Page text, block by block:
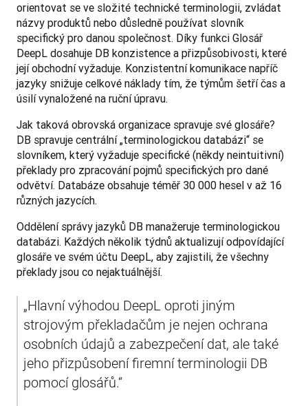
orientovat se ve složité technické terminologii, zvládat
názvy produktů nebo důsledně používat slovník
specifický pro danou společnost. Díky funkci Glosář
DeepL dosahuje DB konzistence a přizpůsobivosti, které
její obchodní vyžaduje. Konzistentní komunikace napříč
jazyky snižuje celkové náklady tím, že týmům šetří čas a
úsilí vynaložené na ruční úpravu.
Jak taková obrovská organizace spravuje své glosáře?
DB spravuje centrální „terminologickou databázi“ se
slovníkem, který vyžaduje specifické (někdy neintuitivní)
překlady pro zpracování pojmů specifických pro dané
odvětví. Databáze obsahuje téměř 30 000 hesel v až 16
různých jazycích.
Oddělení správy jazyků DB manažeruje terminologickou
databázi. Každých několik týdnů aktualizují odpovídající
glosáře ve svém účtu DeepL, aby zajistili, že všechny
překlady jsou co nejaktuálnější.
„Hlavní výhodou DeepL oproti jiným
strojovým překladačům je nejen ochrana
osobních údajů a zabezpečení dat, ale také
jeho přizpůsobení firemní terminologii DB
pomocí glosářů.“